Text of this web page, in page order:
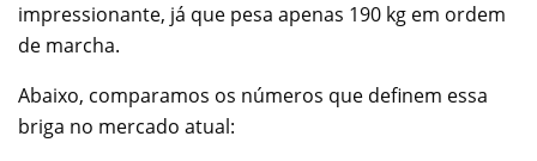
impressionante, já que pesa apenas 190 kg em ordem
de marcha.
Abaixo, comparamos os números que definem essa
briga no mercado atual: